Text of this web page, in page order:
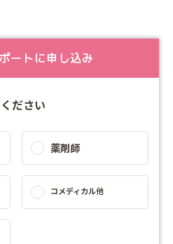
ートに申し込み
ださい
薬剤師
コメディカル他